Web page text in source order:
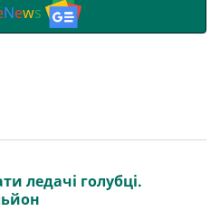
News
ледачі голубці.